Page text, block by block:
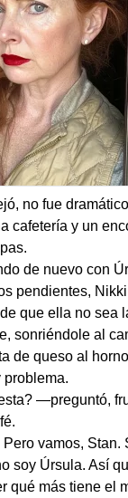
no fue
cafetería y un
de nuevo con
pendientes,
que ella no sea
sonriéndole al
de queso al
problema.
—preguntó,
vamos, Stan.
soy Úrsula. Así
qué más tiene el